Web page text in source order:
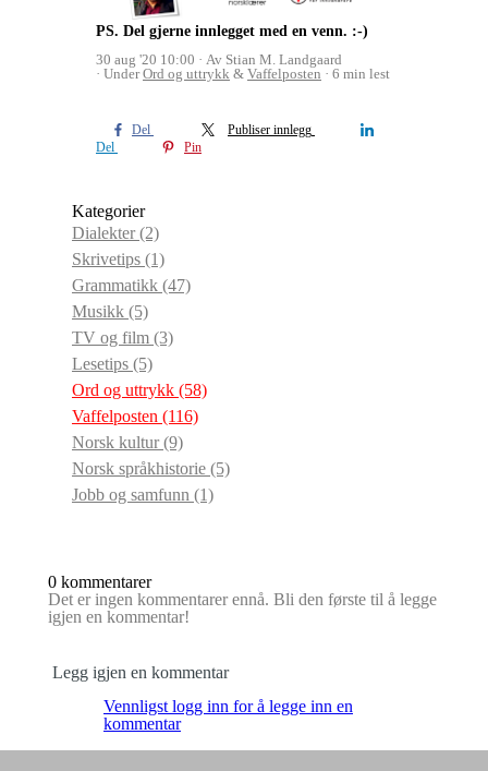
PS. Del gjerne innlegget med en venn. :-)
30 aug '20 10:00
Av Stian M. Landgaard
UnderOrd og uttrykk & Vaffelposten 6 min lest
Del
Publiser innlegg
Del
Pin
Kategorier
Dialekter(2)
Skrivetips (1)
Grammatikk (47)
Musikk (5)
TV og film (3)
Lesetips (5)
Ord og uttrykk (58)
Vaffelposten (116)
Norsk kultur(9)
Norsk språkhistorie (5)
Jobb og samfunn (1)
0 kommentarer
Det er ingen kommentarer ennå. Bli den første til å legge
igjen en kommentar!
Legg igjen en kommentar
Vennligst logg inn for å legge inn en
kommentar